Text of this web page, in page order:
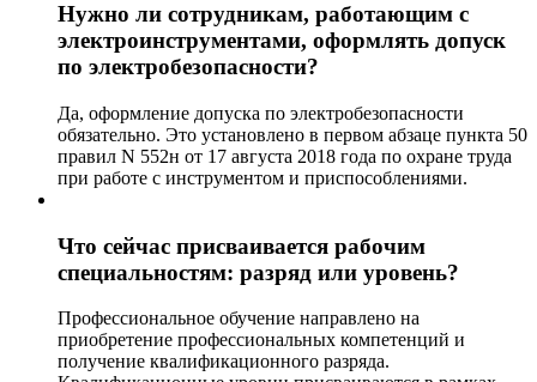
Нужно ли сотрудникам, работающим с
электроинструментами, оформлять допуск
по электробезопасности?
Да, оформление допуска по электробезопасности
обязательно. Это установлено в первом абзаце пункта 50
правил N 552н от 17 августа 2018 года по охране труда
при работе с инструментом и приспособлениями.
Что сейчас присваивается рабочим
специальностям: разряд или уровень?
Профессиональное обучение направлено на
приобретение профессиональных компетенций и
получение квалификационного разряда.